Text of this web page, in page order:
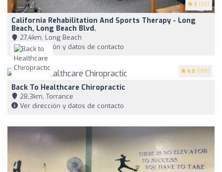
5 (50)
California Rehabilitation And Sports Therapy - Long
Beach, Long Beach Blvd.
27,4km, Long Beach
Ver dirección y datos de contacto
4.8 (199)
Back To Healthcare Chiropractic
28,3km, Torrance
Ver dirección y datos de contacto